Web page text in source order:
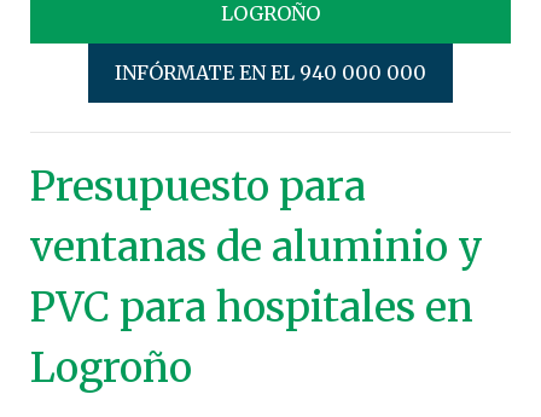
LOGROÑO
INFÓRMATE EN EL 940 000 000
Presupuesto para
ventanas de aluminio y
PVC para hospitales en
Logroño